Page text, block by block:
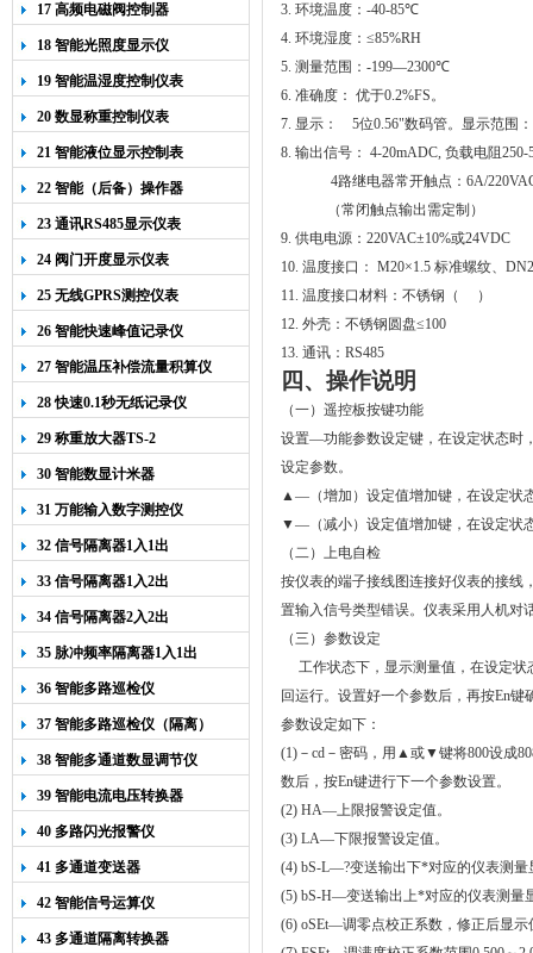
17 高频电磁阀控制器
18 智能光照度显示仪
19 智能温湿度控制仪表
20 数显称重控制仪表
21 智能液位显示控制表
22 智能（后备）操作器
23 通讯RS485显示仪表
24 阀门开度显示仪表
25 无线GPRS测控仪表
26 智能快速峰值记录仪
27 智能温压补偿流量积算仪
28 快速0.1秒无纸记录仪
29 称重放大器TS-2
30 智能数显计米器
31 万能输入数字测控仪
32 信号隔离器1入1出
33 信号隔离器1入2出
34 信号隔离器2入2出
35 脉冲频率隔离器1入1出
36 智能多路巡检仪
37 智能多路巡检仪（隔离）
38 智能多通道数显调节仪
39 智能电流电压转换器
40 多路闪光报警仪
41 多通道变送器
42 智能信号运算仪
43 多通道隔离转换器
3. 环境温度： -40-85℃
4. 环境湿度： ≤85%RH
5. 测量范围： -199—2300℃
6. 准确度： 优于0.2%FS。
7. 显示： 5位0.56"数码管。显示范围：
8. 输出信号： 4-20mADC, 负载电阻 250-
4路继电器常开触点： 6A/
（常闭触点输出需定制）
9. 供电电源： 220VAC±10%或24VDC
10. 温度接口： M20×1.5 标准螺纹、
11. 温度接口材料：不锈钢（
）
12. 外壳：不锈钢圆盘≤100
13. 通讯： RS485
四、操作说明
（一）遥控板按键功能
设置—功能参数设定键，在设定状态时
设定参数。
▲—（增加）设定值增加键，在设定状
▼—（减小）设定值增加键，在设定状
（二）上电自检
按仪表的端子接线图连接好仪表的接
置输入信号类型错误。仪表采用人机对
（三）参数设定
工作状态下，显示测量值，在设定
回运行。设置好一个参数后，再按En键
参数设定如下：
(1) － cd －密码，用▲或▼键将800设成
数后，按En键进行下一个参数设置。
(2) HA—上限报警设定值。
(3) LA—下限报警设定值。
(4) bS-L—?变送输出下*对应的仪表测量
(5) bS-H—变送输出上*对应的仪表测量
(6) oSEt—调零点校正系数，修正后显示